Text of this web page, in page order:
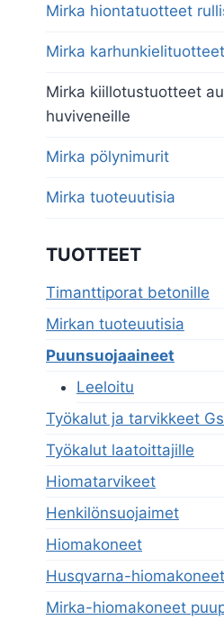
Mirka hiontatuotteet
Mirka karhunkielituotteet
Mirka kiillotustuotteet
huviveneille
Mirka pölynimurit
Mirka tuoteuutisia
TUOTTEET
Timanttiporat betonille
Mirkan tuoteuutisia
Puunsuojaaineet
Leeloitu
Työkalut ja tarvikkeet
Työkalut laatoittajille
Hiomatarvikeet
Henkilönsuojaimet
Hiomakoneet
Husqvarna-
Mirka-hiomakoneet